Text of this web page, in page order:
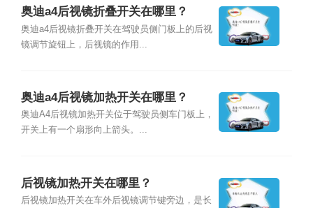
奥迪a4后视镜折叠开关在哪里？
奥迪a4后视镜折叠开关在驾驶员侧门板上的后视
镜调节旋钮上，后视镜的作用...
奥迪a4后视镜加热开关在哪里？
奥迪A4后视镜加热开关位于驾驶员侧车门板上，
开关上有一个扇形向上箭头。...
后视镜加热开关在哪里？
后视镜加热开关在车外后视镜调节键旁边，是长